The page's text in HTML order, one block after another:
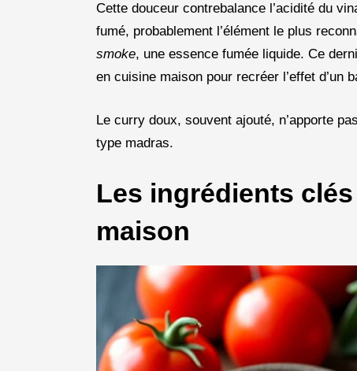
Cette douceur contrebalance l’acidité du
fumé, probablement l’élément le plus
smoke, une essence fumée liquide. Ce
en cuisine maison pour recréer l’effet d’un
Le curry doux, souvent ajouté, n’apporte
type madras.
Les ingrédients
maison